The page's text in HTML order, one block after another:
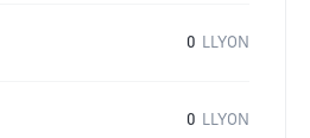
0 LLYON
0 LLYON